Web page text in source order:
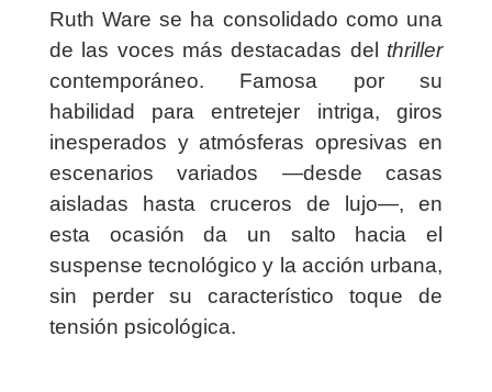
Ruth Ware se ha consolidado como una
de las voces más destacadas del thriller
contemporáneo. Famosa por su
habilidad para entretejer intriga, giros
inesperados y atmósferas opresivas en
escenarios variados —desde casas
aisladas hasta cruceros de lujo—, en
esta ocasión da un salto hacia el
suspense tecnológico y la acción urbana,
sin perder su característico toque de
tensión psicológica.